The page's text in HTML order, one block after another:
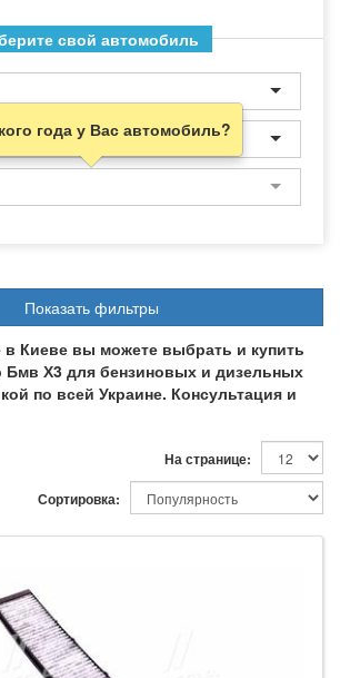
свой автомобиль
года у Вас автомобиль?
Показать фильтры
в Киеве вы можете выбрать и купить
Х3 для бензиновых и дизельных
по всей Украине. Консультация и
На странице:
Сортировка: